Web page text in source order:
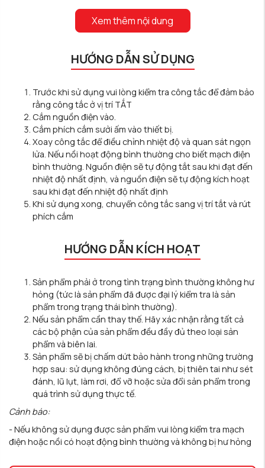
Xem thêm nội dung
HƯỚNG DẪN SỬ DỤNG
Trước khi sử dụng vui lòng kiểm tra công tắc để đảm bảo
rằng công tắc ở vị trí TẮT
Cắm nguồn điện vào.
Cắm phích cắm sưởi ấm vào thiết bị.
Xoay công tắc để điều chỉnh nhiệt độ và quan sát ngọn
lửa. Nếu nồi hoạt động bình thường cho biết mạch điện
bình thường. Nguồn điện sẽ tự động tắt sau khi đạt đến
nhiệt độ nhất định, và nguồn điện sẽ tự động kích hoạt
sau khi đạt đến nhiệt độ nhất định
Khi sử dụng xong, chuyển công tắc sang vị trí tắt và rút
phích cắm
HƯỚNG DẪN KÍCH HOẠT
Sản phẩm phải ở trong tình trạng bình thường không hư
hỏng (tức là sản phẩm đã được đại lý kiểm tra là sản
phẩm trong trạng thái bình thường).
Nếu sản phẩm cần thay thế. Hãy xác nhận rằng tất cả
các bộ phận của sản phẩm đều đầy đủ theo loại sản
phẩm và biên lai.
Sản phẩm sẽ bị chấm dứt bảo hành trong những trường
hợp sau: sử dụng không đúng cách, bị thiên tai như sét
đánh, lũ lụt, làm rơi, đổ vỡ hoặc sửa đổi sản phẩm trong
quá trình sử dụng thực tế.
Cảnh báo:
- Nếu không sử dụng được sản phẩm vui lòng kiểm tra mạch
điện hoặc nồi có hoạt động bình thường và không bị hư hỏng